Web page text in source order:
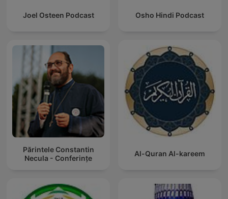
Joel Osteen Podcast Osho Hindi Podcast
Părintele Constantin
Necula - Conferințe
Al-Quran Al-kareem